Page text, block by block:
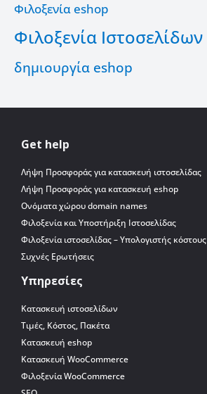
Φιλοξενία eshop
Φιλοξενία Ιστοσελίδων
δημιουργία eshop
Get help
Λήψη Προσφοράς για κατασκευή ιστοσελίδας
Λήψη Προσφοράς για κατασκευή eshop
Ονόματα χώρου domain names
Φιλοξενία και Υποστήριξη Ιστοσελίδας
Φιλοξενία ιστοσελίδας – Υπολογιστής κόστους
Συχνές Ερωτήσεις
Υπηρεσίες
Κατασκευή ιστοσελίδων
Τιμές, Κόστος, Πακέτα
Κατασκευή eshop
Κατασκευή WooCommerce
Φιλοξενία WooCommerce